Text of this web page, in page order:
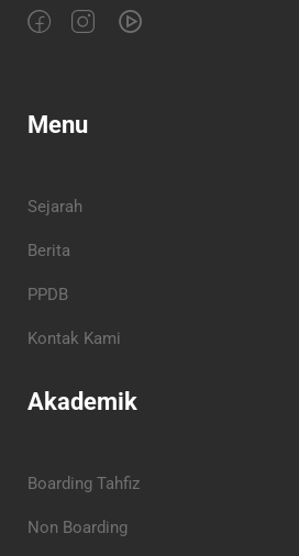
Menu
Sejarah
Berita
PPDB
Kontak Kami
Akademik
Boarding Tahfiz
Non Boarding